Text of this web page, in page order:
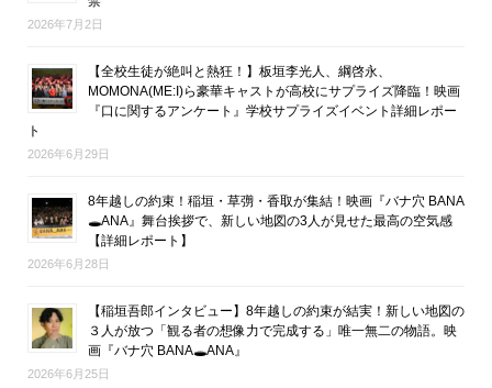
2026年7月2日
【全校生徒が絶叫と熱狂！】板垣李光人、綱啓永、
MOMONA(ME:I)ら豪華キャストが高校にサプライズ降臨！映画
『口に関するアンケート』学校サプライズイベント詳細レポー
ト
2026年6月29日
8年越しの約束！稲垣・草彅・香取が集結！映画『バナ穴 BANA
🕳ANA』舞台挨拶で、新しい地図の3人が見せた最高の空気感
【詳細レポート】
2026年6月28日
【稲垣吾郎インタビュー】8年越しの約束が結実！新しい地図の
３人が放つ「観る者の想像力で完成する」唯一無二の物語。映
画『バナ穴 BANA🕳ANA』
2026年6月25日